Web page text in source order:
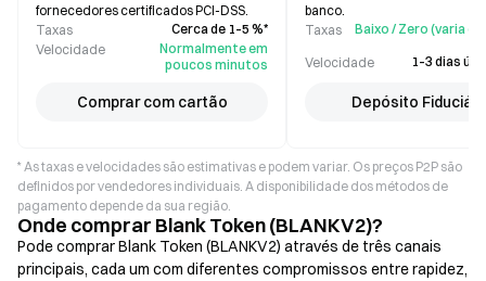
fornecedores certificados PCI-DSS.
Taxas
Cerca de 1–5 %*
Velocidade
Normalmente em
poucos minutos
Comprar com cartão
banco.
Taxas
Baixo / Zero (varia
Velocidade
1–3 dias
Depósito
* As taxas e velocidades são estimativas e podem variar. Os preços P2P são
definidos por vendedores individuais. A disponibilidade dos métodos de
pagamento depende da sua região.
Onde comprar Blank Token (BLANKV2)?
Pode comprar Blank Token (BLANKV2) através de três canais
principais, cada um com diferentes compromissos entre rapidez,